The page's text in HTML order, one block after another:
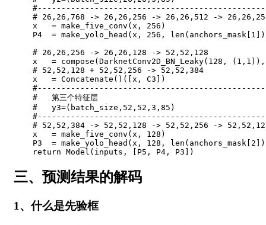
# 26,26,768 -> 26,26,256 -> 26,26,512 ->
    x
= make_five_conv ( x , 256 )
    P4
= make_yolo_head ( x , 256 , len ( anchors_mask [ 1 ] )
# 26,26,256 -> 26,26,128 -> 52,52,128
    x
= compose (DarknetConv2D_BN_Leaky( 128 , ( 1 , 1 ) ) ,
# 52,52,128 + 52,52,256 -> 52,52,384
    x
= Concatenate ( ) ( [ x , C3 ] )
#   第三个特征层
#   y3=(batch_size,52,52,3,85)
# 52,52,384 -> 52,52,128 -> 52,52,256 ->
    x
= make_five_conv ( x , 128 )
    P3
= make_yolo_head ( x , 128 , len ( anchors_mask [ 2 ] )
return Model ( inputs , [ P5 , P4 , P3 ] )
三、预测结果的解码
1、什么是先验框